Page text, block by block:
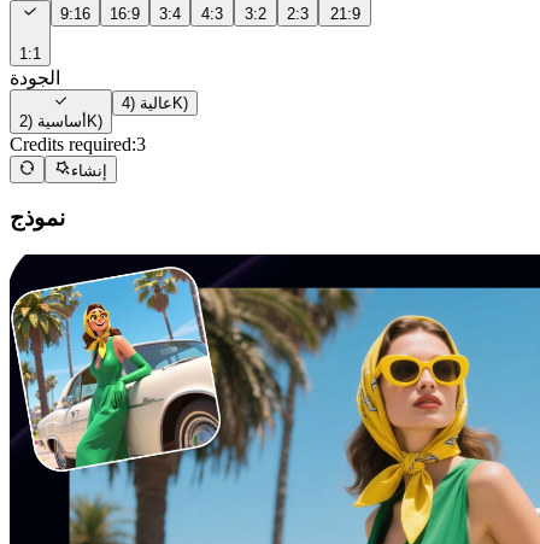
1:1
9:16 16:9 3:4 4:3 3:2 2:3 21:9
الجودة
أساسية (2K)
عالية (4K)
Credits required:3
إنشاء
نموذج